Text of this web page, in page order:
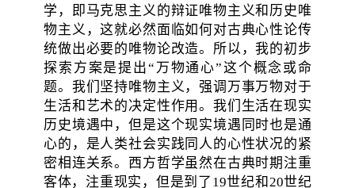
学，即马克思主义的辩证唯物主义和历史唯
物主义，这就必然面临如何对古典心性论传
统做出必要的唯物论改造。所以，我的初步
探索方案是提出“万物通心”这个概念或命
题。我们坚持唯物主义，强调万事万物对于
生活和艺术的决定性作用。我们生活在现实
历史境遇中，但是这个现实境遇同时也是通
心的，是人类社会实践同人的心性状况的紧
密相连关系。西方哲学虽然在古典时期注重
客体，注重现实，但是到了19世纪和20世纪